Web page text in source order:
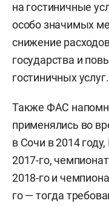
на гостиничные
особо значимых
снижение
государства и
гостиничных услуг.
Также ФАС
применялись во
в Сочи в 2014
2017-го,
2018-го и
го — тогда